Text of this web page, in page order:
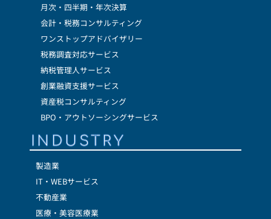
月次・四半期・年次決算
会計・税務コンサルティング
ワンストップアドバイザリー
税務調査対応サービス
納税管理人サービス
創業融資支援サービス
資産税コンサルティング
BPO・アウトソーシングサービス
INDUSTRY
製造業
IT・WEBサービス
不動産業
医療・美容医療業